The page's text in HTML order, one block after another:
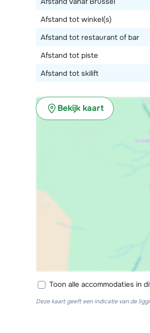
Afstand tot winkel(s)
Afstand tot restaurant of bar
Afstand tot piste
Afstand tot skilift
Bekijk kaart
Toon alle accommodaties in
Deze kaart geeft een indicatie van de